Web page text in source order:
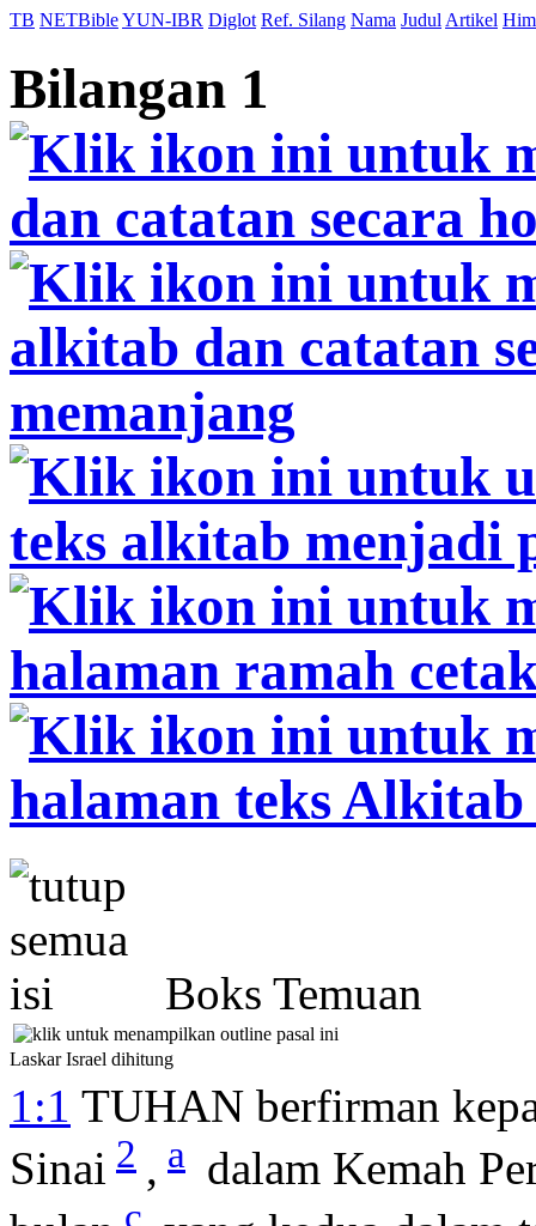
TB NETBibleYUN-IBR Diglot Ref. Silang Nama Judul Artikel
Bilangan 1
Boks Temuan
Laskar Israel dihitung
1:1 TUHAN berfirman
Sinai 2 , a dalam Kemah
c